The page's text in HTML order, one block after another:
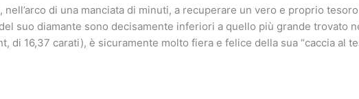
nell’arco di una manciata di minuti, a recuperare un vero e proprio
suo diamante sono decisamente inferiori a quello più grande trovato
di 16,37 carati), è sicuramente molto fiera e felice della sua “caccia al